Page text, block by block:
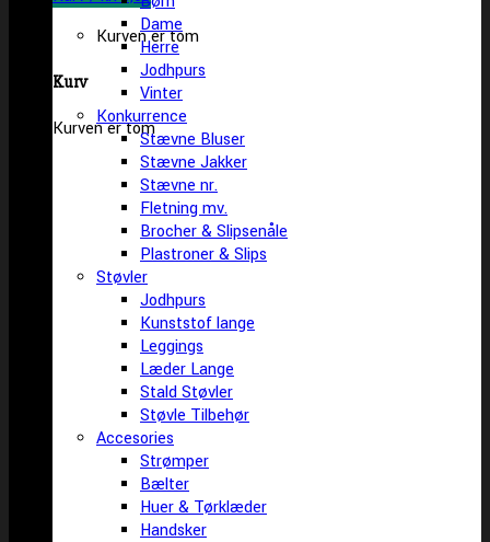
Kurven er tom
Kurv
Kurven er tom
Dame
Herre
Jodhpurs
Vinter
Konkurrence
Stævne Bluser
Stævne Jakker
Stævne nr.
Fletning mv.
Brocher & Slipsenåle
Plastroner & Slips
Støvler
Jodhpurs
Kunststof lange
Leggings
Læder Lange
Stald Støvler
Støvle Tilbehør
Accesories
Strømper
Bælter
Huer & Tørklæder
Handsker